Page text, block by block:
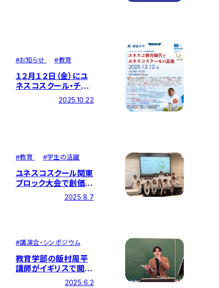
#お知らせ #教育
１２月１２日（金）にユ
ネスコスクール・チャ
レンジ校等応援企画
を開催いたします。
2025.10.22
#教育 #学生の活躍
ユネスコスクール関東
ブロック大会で創価大
学ユネスコクラブと創
価高校生が合同で分
2025.8.7
#講演会・シンポジウム
教育学部の飯村周平
講師がイギリスで開催
の「国際感受性学会」
2025.6.2